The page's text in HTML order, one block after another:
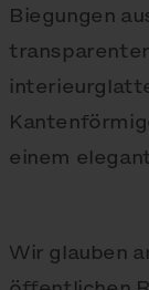
Biegungen
einem
Wir glauben